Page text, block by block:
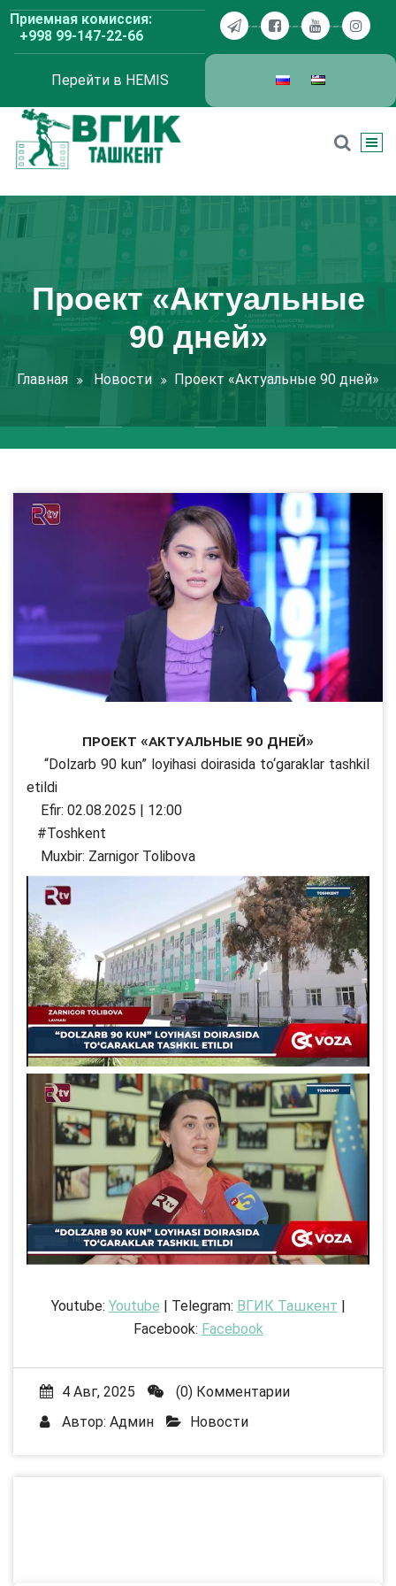
Перейти
содержимому
Приемная комиссия:
+998 99-147-22-66
Перейти в HEMIS
Проект «Актуальные
90 дней»
Главная Новости Проект «Актуальные 90 дней»
Проект «Актуальные 90 дней»
“Dolzarb 90 kun” loyihasi doirasida to‘garaklar tashkil
etildi
Efir: 02.08.2025 | 12:00
#Toshkent
Muxbir: Zarnigor Tolibova
Youtube: Youtube | Telegram: ВГИК Ташкент
Facebook: Facebook
4 Авг, 2025
(0) Комментарии
Автор: Админ Новости